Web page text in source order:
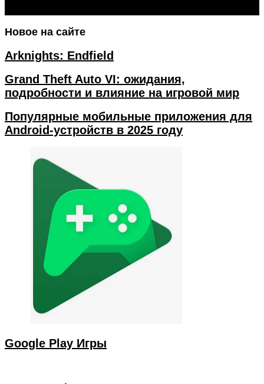
Новое на сайте
Arknights: Endfield
Grand Theft Auto VI: ожидания,
подробности и влияние на игровой мир
Популярные мобильные приложения для
Android-устройств в 2025 году
Google Play Игры